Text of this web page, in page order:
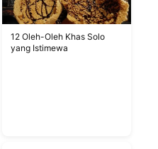
12 Oleh-Oleh Khas Solo
yang Istimewa